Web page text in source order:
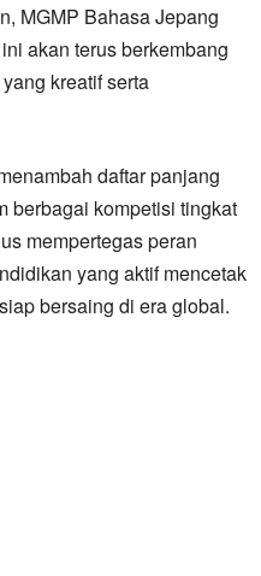
MGMP Bahasa Jepang
akan terus berkembang
kreatif serta
daftar panjang
berbagai kompetisi tingkat
mempertegas peran
yang aktif mencetak
bersaing di era global.